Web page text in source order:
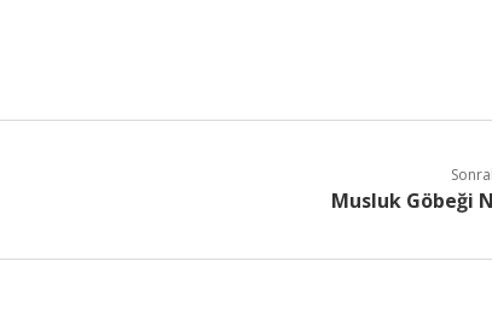
Musluk Göbeği